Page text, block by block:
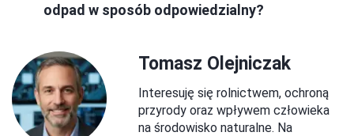
odpad w sposób odpowiedzialny?
Tomasz Olejniczak
Interesuję się rolnictwem, ochroną
przyrody oraz wpływem człowieka
na środowisko naturalne. Na